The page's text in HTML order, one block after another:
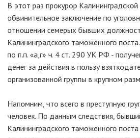
В этот раз прокурор
обвинительное заключение по
отношении семерых бывших
Калининградского таможенного
по п.п. «а,г» ч. 4 ст. 290 УК РФ -
денег за действия в пользу
организованной группы в крупном
Напомним, что всего в преступную
человек. По данным следствия,
Калининградского таможенного